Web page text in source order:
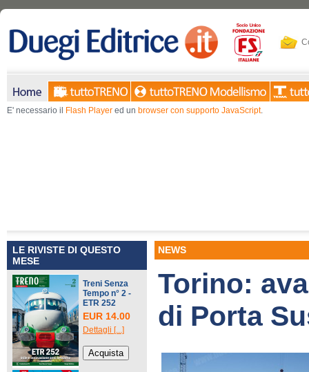
E' necessario il Flash Player ed un browser con supporto JavaScript.
LE RIVISTE DI QUESTO
MESE
Treni Senza
Tempo n° 2 -
ETR 252
EUR 14.00
Dettagli [...]
NEWS
Torino:
di Porta